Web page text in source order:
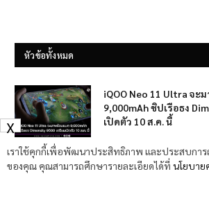
หัวข้อทั้งหมด
iQOO Neo 11 Ultra จะ
9,000mAh ชิปเรือธง
เปิดตัว 10 ส.ค. นี้
หลุดภาพ Samsung
ผ่าน FCC เตรียมเปิดตั
เราใช้คุกกี้เพื่อพัฒนาประสิทธิภาพ และประสบการ
ของคุณ คุณสามารถศึกษารายละเอียดได้ที่ นโยบาย
X